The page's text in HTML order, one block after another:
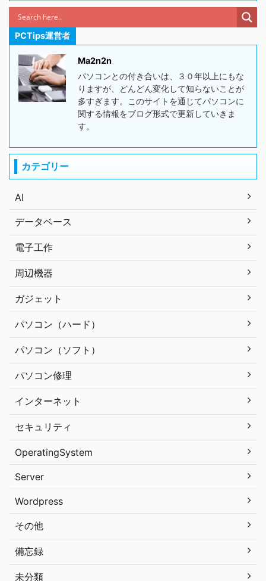
PCTips運営者
Ma2n2n
パソコンとの付き合いは、３０年以上にもな
りますが、どんどん変化して知らないことが
多すぎます。このサイトを通じてパソコンに
関する情報をブログ形式で更新していきま
す。
カテゴリー
AI
データベース
電子工作
周辺機器
ガジェット
パソコン（ハード）
パソコン（ソフト）
パソコン修理
インターネット
セキュリティ
OperatingSystem
Server
Wordpress
その他
備忘録
未分類